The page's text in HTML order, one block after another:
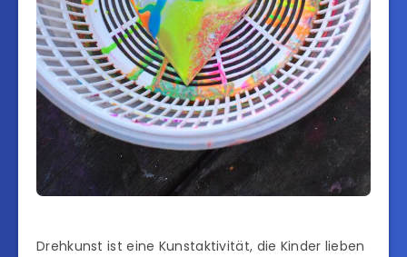
Drehkunst ist eine Kunstaktivität, die Kinder lieben